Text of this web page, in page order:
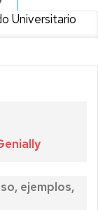
Universitario
ejemplos,